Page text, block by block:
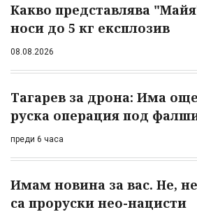
Какво представлява
носи до 5 кг експлозив
08.08.2026
Тагарев за дрона: Има
руска операция под
преди 6 часа
Имам новина за вас. Не,
са проруски нео-нацисти